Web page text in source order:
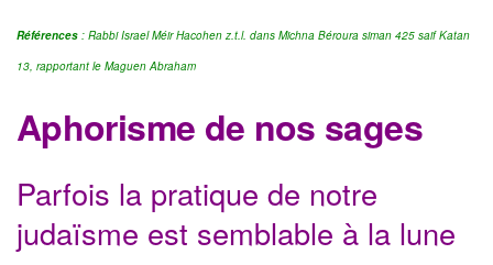
Références : Rabbi Israel Méir Hacohen z.t.l. dans Michna Béroura siman 425 saif Katan
13, rapportant le Maguen Abraham
Aphorisme de nos sages
Parfois la pratique de notre
judaïsme est semblable à la lune